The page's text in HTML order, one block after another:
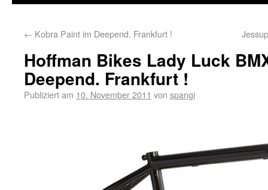
← Kobra Paint im Deepend. Frankfurt !
Hoffman Bikes Lady Luck
Deepend. Frankfurt !
Publiziert am 10. November 2011 von spangi